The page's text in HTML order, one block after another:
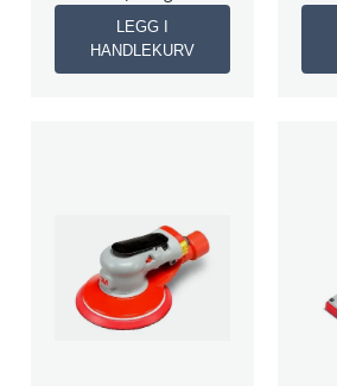
LEGG I
HANDLEKURV